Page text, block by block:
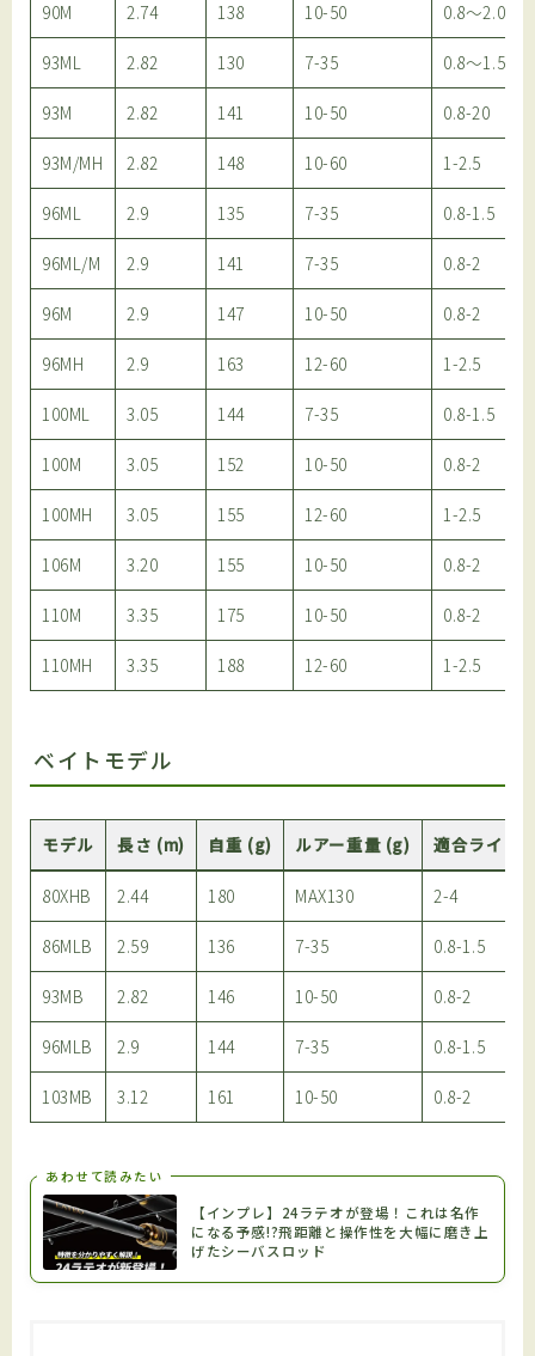
90M 2.74 138 10-50 0.8～2.0
93ML 2.82 130 7-35 0.8～1.5
93M 2.82 141 10-50 0.8-20
93M/MH 2.82 148 10-60 1-2.5
96ML 2.9 135 7-35 0.8-1.5
96ML/M 2.9 141 7-35 0.8-2
96M 2.9 147 10-50 0.8-2
96MH 2.9 163 12-60 1-2.5
100ML 3.05 144 7-35 0.8-1.5
100M 3.05 152 10-50 0.8-2
100MH 3.05 155 12-60 1-2.5
106M 3.20 155 10-50 0.8-2
110M 3.35 175 10-50 0.8-2
110MH 3.35 188 12-60 1-2.5
ベイトモデル
モデル 長さ (m) 自重 (g) ルアー重量 (g) 適合ライン
80XHB 2.44 180 MAX130 2-4
86MLB 2.59 136 7-35 0.8-1.5
93MB 2.82 146 10-50 0.8-2
96MLB 2.9 144 7-35 0.8-1.5
103MB 3.12 161 10-50 0.8-2
あわせて読みたい
【インプレ】24ラテオが登場！これは名作
になる予感!?飛距離と操作性を大幅に磨き上
げたシーバスロッド